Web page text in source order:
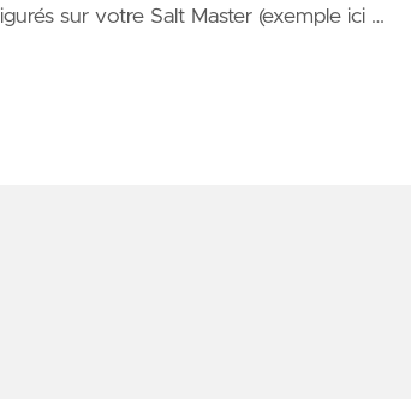
sur votre Salt Master (exemple ici …